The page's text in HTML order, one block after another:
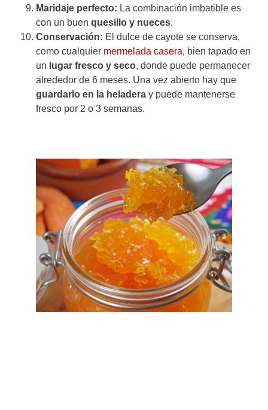
Maridaje perfecto: La combinación imbatible es
con un buen quesillo y nueces.
Conservación: El dulce de cayote se conserva,
como cualquier mermelada casera, bien tapado en
un lugar fresco y seco, donde puede permanecer
alrededor de 6 meses. Una vez abierto hay que
guardarlo en la heladera y puede mantenerse
fresco por 2 o 3 semanas.